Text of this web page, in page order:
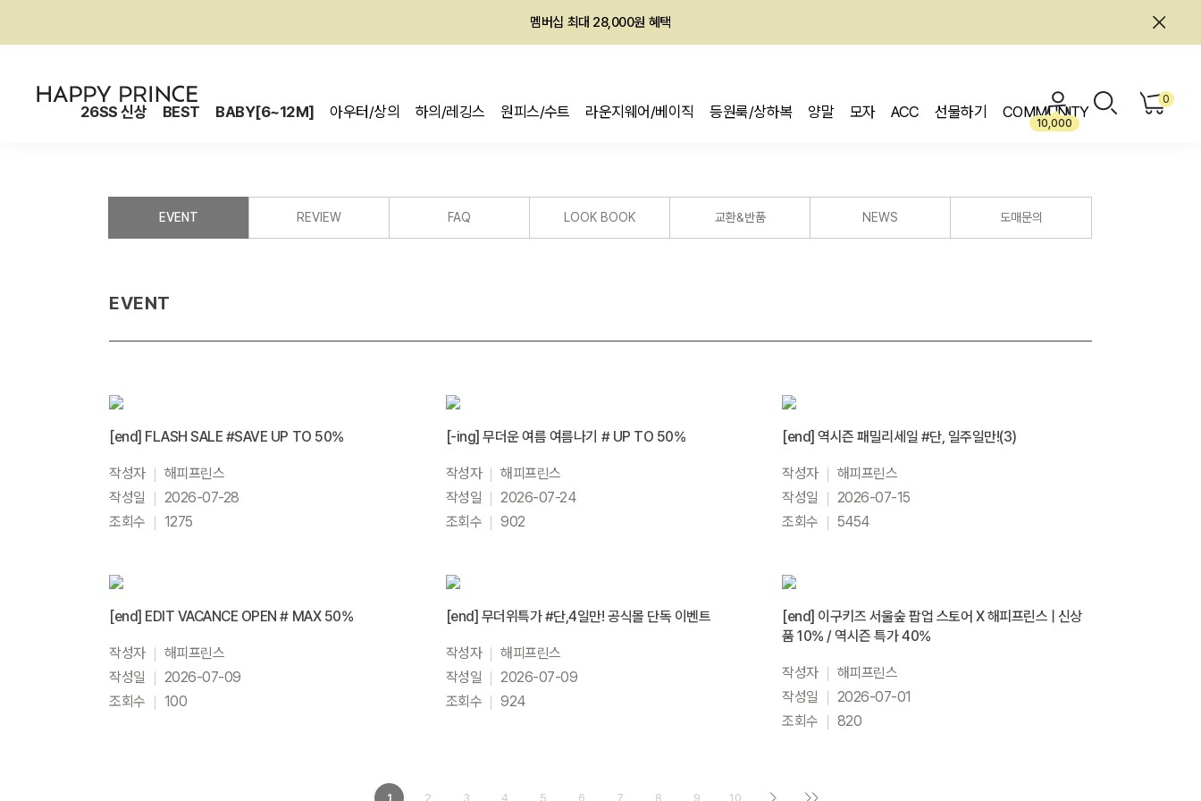
멤버십 최대 28,000원 혜택
26SS 신상 BEST BABY[6~12M] 아우터/상의 하의/레깅스 원피스/수트 라운지웨어/베이직 등원룩/상하복 양말 모자 ACC 선물하기 COMMUNITY
10,000
0
EVENT REVIEW FAQ LOOK BOOK 교환&반품 NEWS 도매문의
EVENT
[end] FLASH SALE #SAVE UP TO 50%
작성자
해피프린스
작성일
2026-07-28
조회수
1275
[-ing] 무더운 여름 여름나기 # UP TO 50%
작성자
해피프린스
작성일
2026-07-24
조회수
902
[end] 역시즌 패밀리세일 #단, 일주일만!(3)
작성자
해피프린스
작성일
2026-07-15
조회수
5454
[end] EDIT VACANCE OPEN # MAX 50%
작성자
해피프린스
작성일
2026-07-09
조회수
100
[end] 무더위특가 #단,4일만! 공식몰 단독 이벤트
작성자
해피프린스
작성일
2026-07-09
조회수
924
[end] 이구키즈 서울숲 팝업 스토어 X 해피프린스 | 신상
품 10% / 역시즌 특가 40%
작성자
해피프린스
작성일
2026-07-01
조회수
820
1 2 3 4 5 6 7 8 9 10